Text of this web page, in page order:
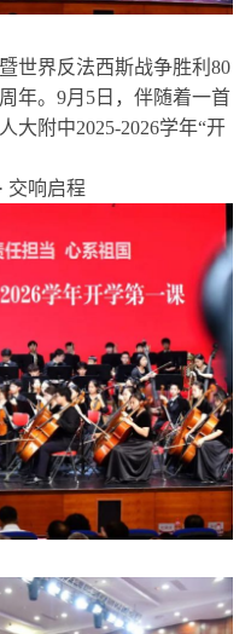
世界反法西斯战争胜利80
年。9月5日，伴随着一首
大附中2025-2026学年“开
交响启程